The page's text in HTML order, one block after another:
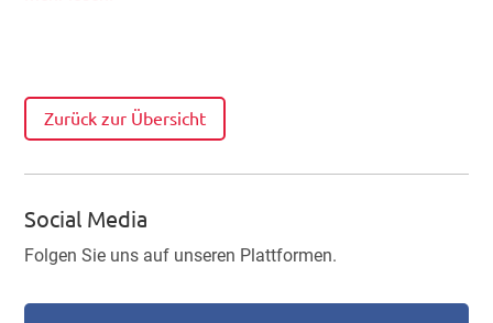
Zurück zur Übersicht
Social Media
Folgen Sie uns auf unseren Plattformen.